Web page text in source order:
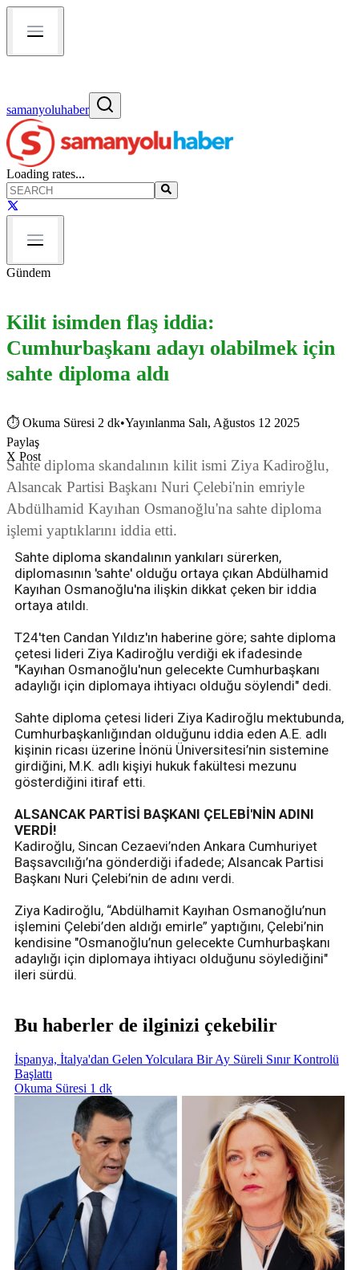
samanyoluhaber
Loading rates...
Gündem
Kilit isimden flaş iddia:
Cumhurbaşkanı adayı olabilmek için
sahte diploma aldı
⏱ Okuma Süresi 2 dk•Yayınlanma Salı, Ağustos 12 2025
Paylaş
X Post
Sahte diploma skandalının kilit ismi Ziya Kadiroğlu,
Alsancak Partisi Başkanı Nuri Çelebi'nin emriyle
Abdülhamid Kayıhan Osmanoğlu'na sahte diploma
işlemi yaptıklarını iddia etti.
Sahte diploma skandalının yankıları sürerken,
diplomasının 'sahte' olduğu ortaya çıkan Abdülhamid
Kayıhan Osmanoğlu'na ilişkin dikkat çeken bir iddia
ortaya atıldı.
T24'ten Candan Yıldız'ın haberine göre; sahte diploma
çetesi lideri Ziya Kadiroğlu verdiği ek ifadesinde
"Kayıhan Osmanoğlu'nun gelecekte Cumhurbaşkanı
adaylığı için diplomaya ihtiyacı olduğu söylendi" dedi.
Sahte diploma çetesi lideri Ziya Kadiroğlu mektubunda,
Cumhurbaşkanlığından olduğunu iddia eden A.E. adlı
kişinin ricası üzerine İnönü Üniversitesi’nin sistemine
girdiğini, M.K. adlı kişiyi hukuk fakültesi mezunu
gösterdiğini itiraf etti.
ALSANCAK PARTİSİ BAŞKANI ÇELEBİ'NİN ADINI
VERDİ!
Kadiroğlu, Sincan Cezaevi’nden Ankara Cumhuriyet
Başsavcılığı’na gönderdiği ifadede; Alsancak Partisi
Başkanı Nuri Çelebi’nin de adını verdi.
Ziya Kadiroğlu, “Abdülhamit Kayıhan Osmanoğlu’nun
işlemini Çelebi’den aldığı emirle” yaptığını, Çelebi’nin
kendisine "Osmanoğlu’nun gelecekte Cumhurbaşkanı
adaylığı için diplomaya ihtiyacı olduğunu söylediğini"
ileri sürdü.
Bu haberler de ilginizi çekebilir
İspanya, İtalya'dan Gelen Yolculara Bir Ay Süreli Sınır Kontrolü
Başlattı
Okuma Süresi 1 dk